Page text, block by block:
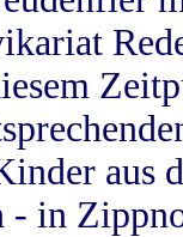
aus
- in